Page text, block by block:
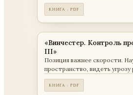
КНИГА · PDF
«Винчестер. Контроль
III»
Позиция важнее скорости.
пространство, видеть угрозу
определять исход до начала
КНИГА · PDF